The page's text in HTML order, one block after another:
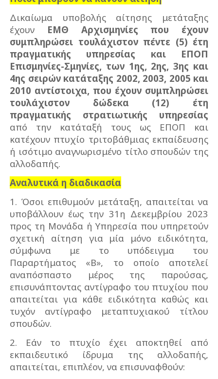
Δικαίωμα υποβολής αίτησης μετάταξης
έχουν ΕΜΘ Αρχισμηνίες που έχουν
συμπληρώσει τουλάχιστον πέντε (5) έτη
πραγματικής υπηρεσίας και ΕΠΟΠ
Επισμηνίες-Σμηνίες, των 1ης, 2ης, 3ης και
4ης σειρών κατάταξης 2002, 2003, 2005 και
2010 αντίστοιχα, που έχουν συμπληρώσει
τουλάχιστον δώδεκα (12) έτη
πραγματικής στρατιωτικής υπηρεσίας
από την κατάταξή τους ως ΕΠΟΠ και
κατέχουν πτυχίο τριτοβάθμιας εκπαίδευσης
ή ισότιμο αναγνωρισμένο τίτλο σπουδών της
αλλοδαπής.
Αναλυτικά η διαδικασία
1. Όσοι επιθυμούν μετάταξη, απαιτείται να
υποβάλλουν έως την 31η Δεκεμβρίου 2023
προς τη Μονάδα ή Υπηρεσία που υπηρετούν
σχετική αίτηση για μία μόνο ειδικότητα,
σύμφωνα με το υπόδειγμα του
Παραρτήματος «Β», το οποίο αποτελεί
αναπόσπαστο μέρος της παρούσας,
επισυνάπτοντας αντίγραφο του πτυχίου που
απαιτείται για κάθε ειδικότητα καθώς και
τυχόν αντίγραφο μεταπτυχιακού τίτλου
σπουδών.
2. Εάν το πτυχίο έχει αποκτηθεί από
εκπαιδευτικό ίδρυμα της αλλοδαπής,
απαιτείται, επιπλέον, να επισυναφθούν: